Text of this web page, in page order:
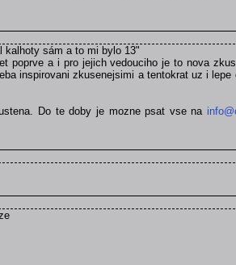
kalhoty sám a to mi bylo 13"
poprve a i pro jejich vedouciho je to nova
inspirovani zkusenejsimi a tentokrat uz i
Do te doby je mozne psat vse na